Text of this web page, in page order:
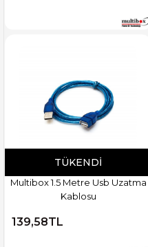
TÜKENDI
Multibox 1.5 Metre Usb Uzatma
Kablosu
139,58TL